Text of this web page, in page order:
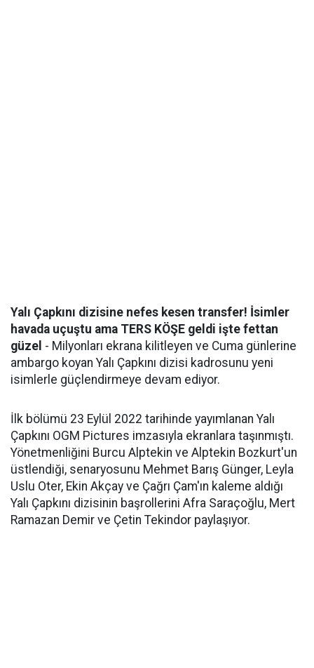
Yalı Çapkını dizisine nefes kesen transfer! İsimler
havada uçuştu ama TERS KÖŞE geldi işte fettan
güzel - Milyonları ekrana kilitleyen ve Cuma günlerine
ambargo koyan Yalı Çapkını dizisi kadrosunu yeni
isimlerle güçlendirmeye devam ediyor.
İlk bölümü 23 Eylül 2022 tarihinde yayımlanan Yalı
Çapkını OGM Pictures imzasıyla ekranlara taşınmıştı.
Yönetmenliğini Burcu Alptekin ve Alptekin Bozkurt'un
üstlendiği, senaryosunu Mehmet Barış Günger, Leyla
Uslu Oter, Ekin Akçay ve Çağrı Çam'ın kaleme aldığı
Yalı Çapkını dizisinin başrollerini Afra Saraçoğlu, Mert
Ramazan Demir ve Çetin Tekindor paylaşıyor.